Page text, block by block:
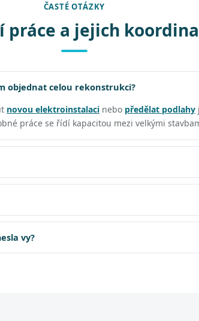
ČASTÉ OTÁZKY
práce a jejich
objednat celou rekonstrukci?
novou elektroinstalaci nebo předělat podlahy
práce se řídí kapacitou mezi velkými
vy?